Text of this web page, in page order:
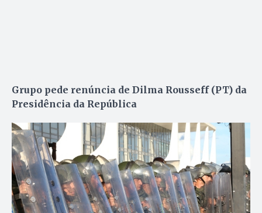
Grupo pede renúncia de Dilma Rousseff (PT) da
Presidência da República